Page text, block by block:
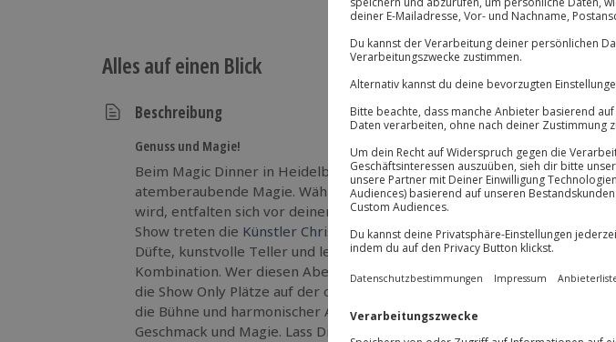
Alles auf einen Blick
Beschreibung
Genuss und Magie!
Beim Magic Dinner in Heidelberg erwarten dich feine Genüsse und
atemberaubende Magie. Während ein leckeres 4-Gänge-Menü serviert
wird, entfalten sich vor deinen Augen faszinierende Illusionen. Bei der
Show treten die Künstler Chris Stark und Marco Miele im Wechsel auf.
Düfte, kunstvolle Teller und leise Musik bieten dir hier eine unglaubliche
Kombination. Wer diesen Abend lieber ohne Menü genießen möchte, kann
die Show Only Plätze auf der oberen Ebene wählen – mit schönem Blick auf
die Bühne und harmonischer Atmosphäre. Das Magic Dinner vereint
Geschmack und Magie. Lass Dich begeistern!